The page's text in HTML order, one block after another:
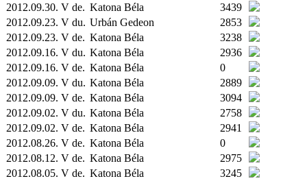
2012.09.30. V de. Katona Béla
3439
2012.09.23. V du. Urbán Gedeon
2853
2012.09.23. V de. Katona Béla
3238
2012.09.16. V du. Katona Béla
2936
2012.09.16. V de. Katona Béla
0
2012.09.09. V du. Katona Béla
2889
2012.09.09. V de. Katona Béla
3094
2012.09.02. V du. Katona Béla
2758
2012.09.02. V de. Katona Béla
2941
2012.08.26. V de. Katona Béla
0
2012.08.12. V de. Katona Béla
2975
2012.08.05. V de. Katona Béla
3245